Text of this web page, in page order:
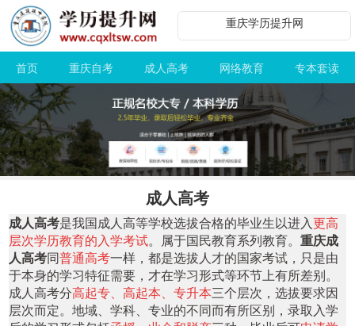
重庆学历提升网
首页 重庆自考 成人高考 网络教育 专本套读
成人高考
成人高考是我国成人高等学校选拔合格的毕业生以进入更高
层次学历教育的入学考试。属于国民教育系列教育。 重庆成
人高考同普通高考一样，都是选拔人才的国家考试，只是由
于本身的学习特征需要，才在学习形式等环节上有所差别。
成人高考分高起专、高起本、专升本三个层次，选拔要求因
层次而定。地域、学科、专业的不同而有所区别，录取入学